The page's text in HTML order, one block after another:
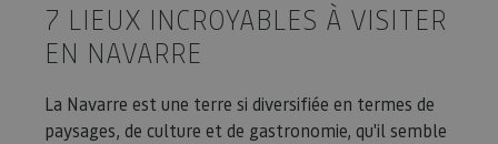
7 LIEUX INCROYABLES À VISITER
EN NAVARRE
La Navarre est une terre si diversifiée en termes de
paysages, de culture et de gastronomie, qu'il semble